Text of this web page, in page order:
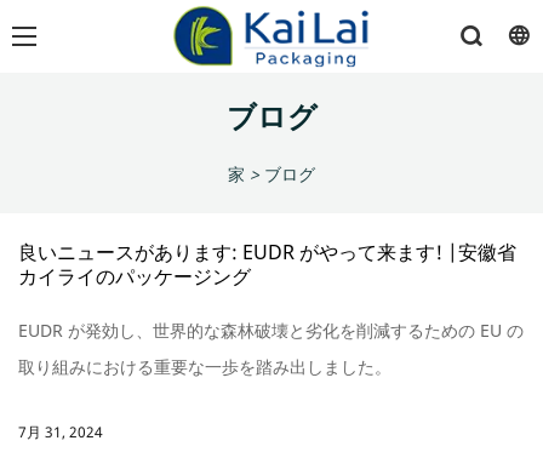
ブログ
家 > ブログ
良いニュースがあります: EUDR がやって来ます! |安徽省
カイライのパッケージング
EUDR が発効し、世界的な森林破壊と劣化を削減するための EU の
取り組みにおける重要な一歩を踏み出しました。
7月 31, 2024